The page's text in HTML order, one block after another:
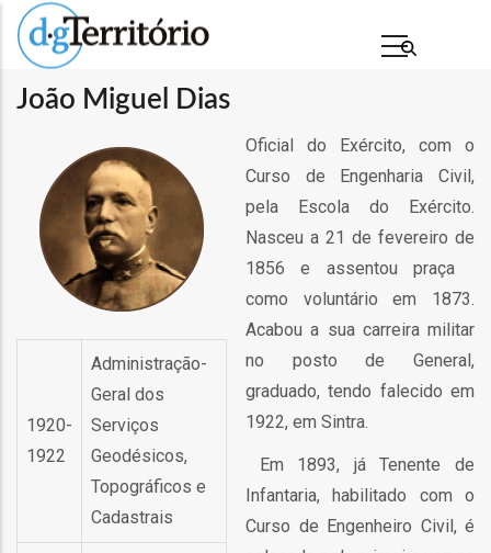
Passar
para
conteúdo
João Miguel Dias
1920-
1922
Administração-
Geral dos
Serviços
Geodésicos,
Topográficos e
Cadastrais
Oficial do Exército, com o
Curso de Engenharia Civil,
pela Escola do Exército.
Nasceu a 21 de fevereiro de
1856 e assentou praça
como voluntário em 1873.
Acabou a sua carreira militar
no posto de General,
graduado, tendo falecido em
1922, em Sintra.
Em 1893, já Tenente de
Infantaria, habilitado com o
Curso de Engenheiro Civil, é